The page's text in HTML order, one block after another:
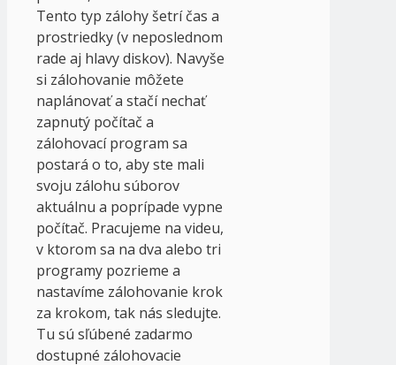
Tento typ zálohy šetrí čas a
prostriedky (v neposlednom
rade aj hlavy diskov). Navyše
si zálohovanie môžete
naplánovať a stačí nechať
zapnutý počítač a
zálohovací program sa
postará o to, aby ste mali
svoju zálohu súborov
aktuálnu a poprípade vypne
počítač. Pracujeme na videu,
v ktorom sa na dva alebo tri
programy pozrieme a
nastavíme zálohovanie krok
za krokom, tak nás sledujte.
Tu sú sľúbené zadarmo
dostupné zálohovacie